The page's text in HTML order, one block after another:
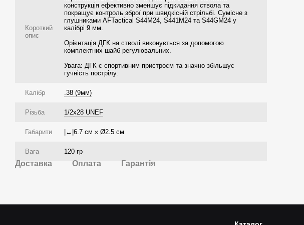
Короткий
опис
конструкція ефективно зменшує підкидання ствола та
покращує контроль зброї при швидкісній стрільбі. Сумісне з
глушниками AFTactical S44M24, S441M24 та S44GM24 у
калібрі 9 мм.
Орієнтація ДГК на стволі виконується за допомогою
комплектних шайб регулювальних.
Увага: ДГК є спортивним пристроєм та значно збільшує
гучність пострілу.
Калібр .38 (9мм)
Різьба 1/2x28 UNEF
Габарити |↔|6.7 см 𐄂 Ø2.5 см
Вага 120 гр
Доставка Оплата Гарантія